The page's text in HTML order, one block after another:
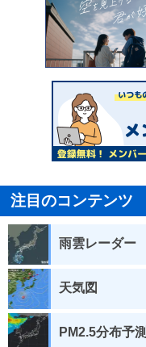
注目のコンテンツ
雨雲レーダー
天気図
PM2.5分布予測